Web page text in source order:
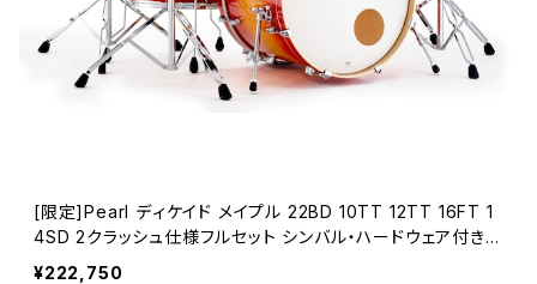
[限定]Pearl ディケイド メイプル 22BD 10TT 12TT 16FT 1
4SD 2クラッシュ仕様フルセット シンバル・ハードウェア付き
¥222,750